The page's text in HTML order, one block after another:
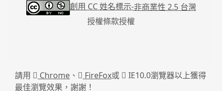
創用 CC 姓名標示-非商業性 2.5 台灣
授權條款授權
請用 Chrome 、 FireFox或
IE10.0瀏覽器以上獲得
最佳瀏覽效果，謝謝！